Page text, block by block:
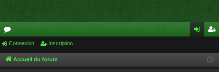
or
u cri
Connexion Inscription
Accueil du forum